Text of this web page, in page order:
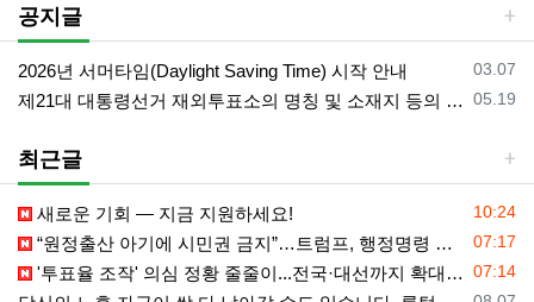
공지글
등록일
03.07
2026년 서머타임(Daylight Saving Time) 시작 안내
등록일
05.19
제21대 대통령선거 재외투표소의 명칭 및 소재지 등의 공고/올랜도 제외 투표소
최근글
등록일
10:24
새로운 기회 — 지금 지원하세요!
등록일
07:17
“원정출산 아기에 시민권 금지”…트럼프, 행정명령 서명
등록일
07:14
'투표율 조작' 의심 정황 줄줄이...전국·대선까지 확대되나